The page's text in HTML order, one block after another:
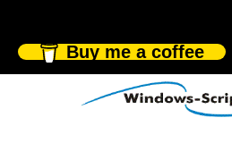
Buy me a coffee